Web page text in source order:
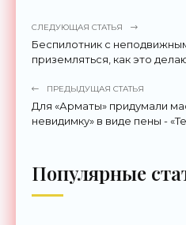
СЛЕДУЮЩАЯ СТАТЬЯ
Беспилотник с
приземляться, как это
ПРЕДЫДУЩАЯ СТАТЬЯ
Для «Арматы» придумали
невидимку» в виде пены -
Популярные